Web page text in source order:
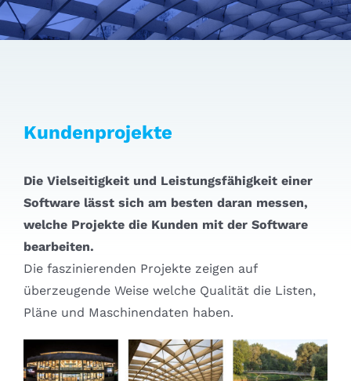
Kundenprojekte
Die Vielseitigkeit und Leistungsfähigkeit einer
Software lässt sich am besten daran messen,
welche Projekte die Kunden mit der Software
bearbeiten.
Die faszinierenden Projekte zeigen auf
überzeugende Weise welche Qualität die Listen,
Pläne und Maschinendaten haben.